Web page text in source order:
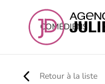
COMÉDIENS
Retour à la liste